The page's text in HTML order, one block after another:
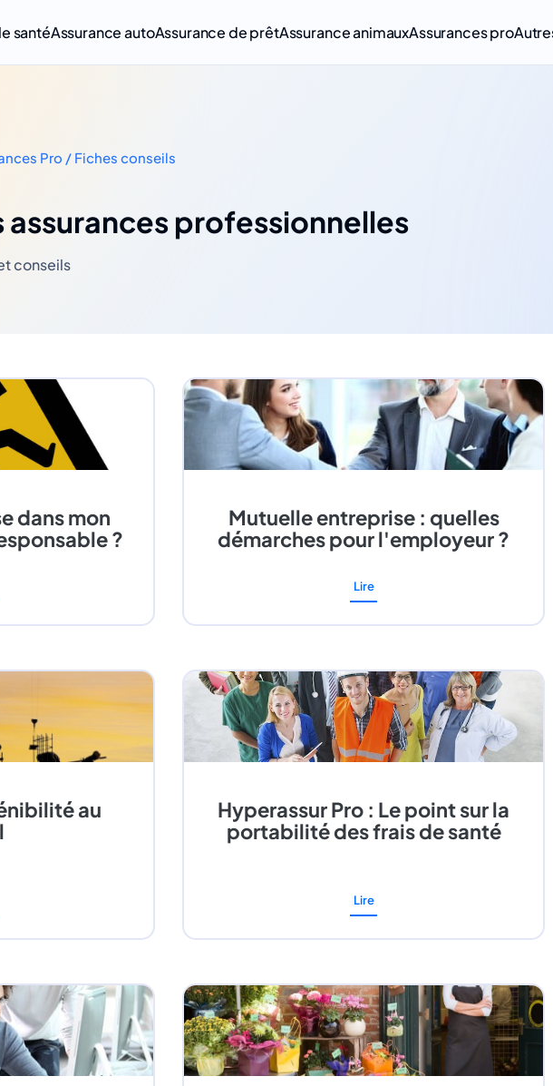
santéAssurance autoAssurance de prêtAssurance animauxAssurances pro
Pro / Fiches conseils
assurances professionnelles
conseils
dans mon
?
Mutuelle entreprise : quelles
démarches pour l'employeur ?
Lire
au
Hyperassur Pro : Le point sur la
portabilité des frais de santé
Lire